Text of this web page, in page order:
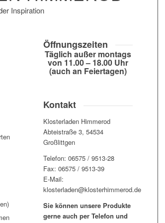
Inspiration
Öffnungszeiten
Täglich außer montags
von 11.00 – 18.00 Uhr
(auch an Feiertagen)
Kontakt
Klosterladen Himmerod
Abteistraße 3, 54534
Großlittgen
Telefon: 06575 / 9513-28
Fax: 06575 / 9513-39
E-Mail:
klosterladen@klosterhimmerod.de
Sie können unsere Produkte
gerne auch per Telefon und